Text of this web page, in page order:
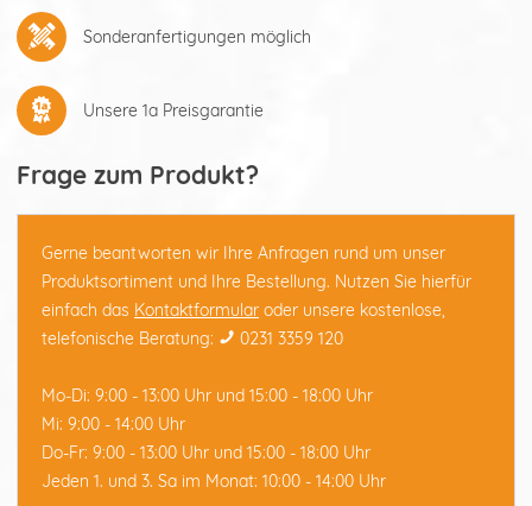
Sonderanfertigungen möglich
Unsere 1a Preisgarantie
Frage zum Produkt?
Gerne beantworten wir Ihre Anfragen rund um unser
Produktsortiment und Ihre Bestellung. Nutzen Sie hierfür
einfach das Kontaktformular oder unsere kostenlose,
telefonische Beratung:
0231 3359 120
Mo-Di: 9:00 - 13:00 Uhr und 15:00 - 18:00 Uhr
Mi: 9:00 - 14:00 Uhr
Do-Fr: 9:00 - 13:00 Uhr und 15:00 - 18:00 Uhr
Jeden 1. und 3. Sa im Monat: 10:00 - 14:00 Uhr